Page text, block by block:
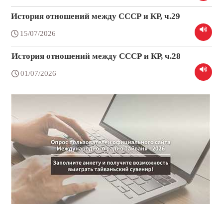
История отношений между СССР и КР, ч.29
15/07/2026
История отношений между СССР и КР, ч.28
01/07/2026